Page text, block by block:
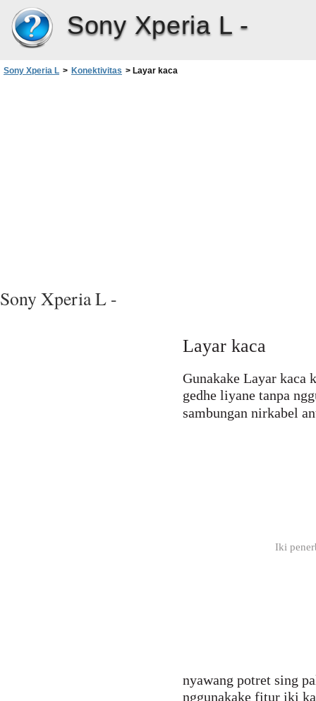
Sony Xperia L -
Sony Xperia L > Konektivitas > Layar kaca
Sony Xperia L -
Layar kaca
Gunakake Layar kaca
gedhe liyane tanpa
sambungan nirkabel
Iki
nyawang potret sing
nggunakake fitur iki